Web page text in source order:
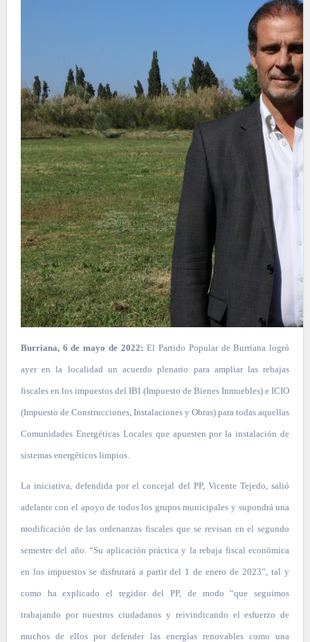
Burriana, 6 de mayo de 2022: El Partido Popular de Burriana logró
ayer en la localidad un acuerdo plenario para ampliar las rebajas
fiscales en los impuestos del IBI (Impuesto de Bienes Inmuebles) e ICIO
(Impuesto de Construcciones, Instalaciones y Obras) para todas aquellas
Comunidades Energéticas Locales que apuesten por la instalación de
sistemas energéticos limpios.
La iniciativa, defendida por el concejal del PP, Vicente Tejedo, salió
adelante con el apoyo de todos los grupos municipales y supondrá una
modificación de las ordenanzas fiscales que se revisan en el segundo
semestre del año. “Su aplicación práctica y la rebaja fiscal económica
en los impuestos se disfrutará a partir del 1 de enero de 2023”, tal y
como ha explicado el regidor del PP, de modo “que seguimos
trabajando por nuestros ciudadanos y reivindicando el esfuerzo de
muchos de ellos por defender las energías renovables como una